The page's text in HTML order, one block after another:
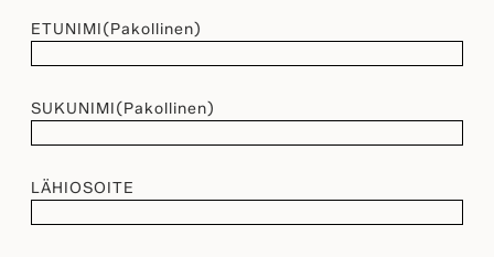
ETUNIMI(Pakollinen)
SUKUNIMI(Pakollinen)
LÄHIOSOITE